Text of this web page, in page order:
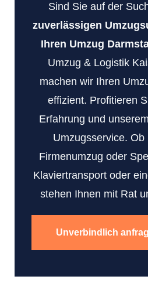
Sind Sie auf der
zuverlässigen
Ihren Umzug
Umzug & Logistik
machen wir Ihren
effizient. Profitieren
Erfahrung und
Umzugsservice. Ob
Firmenumzug oder
Klaviertransport oder
stehen Ihnen mit Rat
Unverbindlich